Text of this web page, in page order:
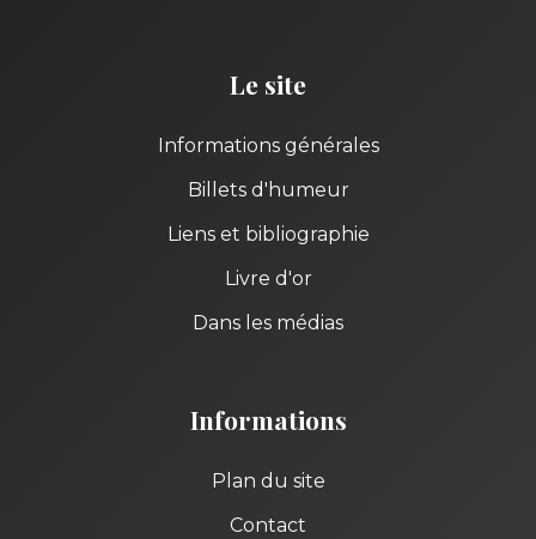
Le site
Informations générales
Billets d'humeur
Liens et bibliographie
Livre d'or
Dans les médias
Informations
Plan du site
Contact